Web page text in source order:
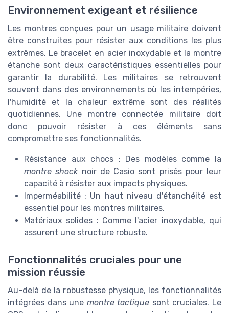
Environnement exigeant et résilience
Les montres conçues pour un usage militaire doivent
être construites pour résister aux conditions les plus
extrêmes. Le bracelet en acier inoxydable et la montre
étanche sont deux caractéristiques essentielles pour
garantir la durabilité. Les militaires se retrouvent
souvent dans des environnements où les intempéries,
l'humidité et la chaleur extrême sont des réalités
quotidiennes. Une montre connectée militaire doit
donc pouvoir résister à ces éléments sans
compromettre ses fonctionnalités.
Résistance aux chocs : Des modèles comme la
montre shocknoir de Casio sont prisés pour leur
capacité à résister aux impacts physiques.
Imperméabilité : Un haut niveau d'étanchéité est
essentiel pour les montres militaires.
Matériaux solides : Comme l'acier inoxydable, qui
assurent une structure robuste.
Fonctionnalités cruciales pour une
mission réussie
Au-delà de la robustesse physique, les fonctionnalités
intégrées dans une montre tactique sont cruciales. Le